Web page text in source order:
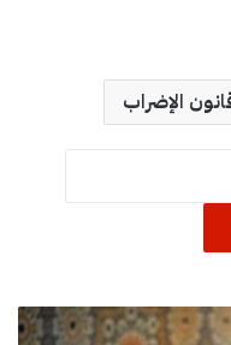
الإضراب